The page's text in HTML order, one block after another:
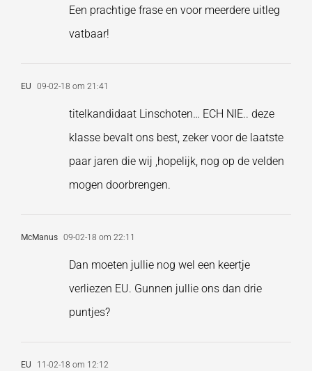
Een prachtige frase en voor meerdere uitleg
vatbaar!
EU 09-02-18 om 21:41
titelkandidaat Linschoten… ECH NIE.. deze
klasse bevalt ons best, zeker voor de laatste
paar jaren die wij ,hopelijk, nog op de velden
mogen doorbrengen.
McManus 09-02-18 om 22:11
Dan moeten jullie nog wel een keertje
verliezen EU. Gunnen jullie ons dan drie
puntjes?
EU 11-02-18 om 12:12